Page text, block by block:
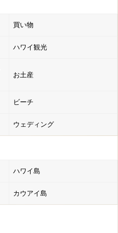
買い物
ハワイ観光
お土産
ビーチ
ウェディング
ハワイ島
カウアイ島